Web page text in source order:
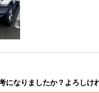
になりましたか？よろしけ